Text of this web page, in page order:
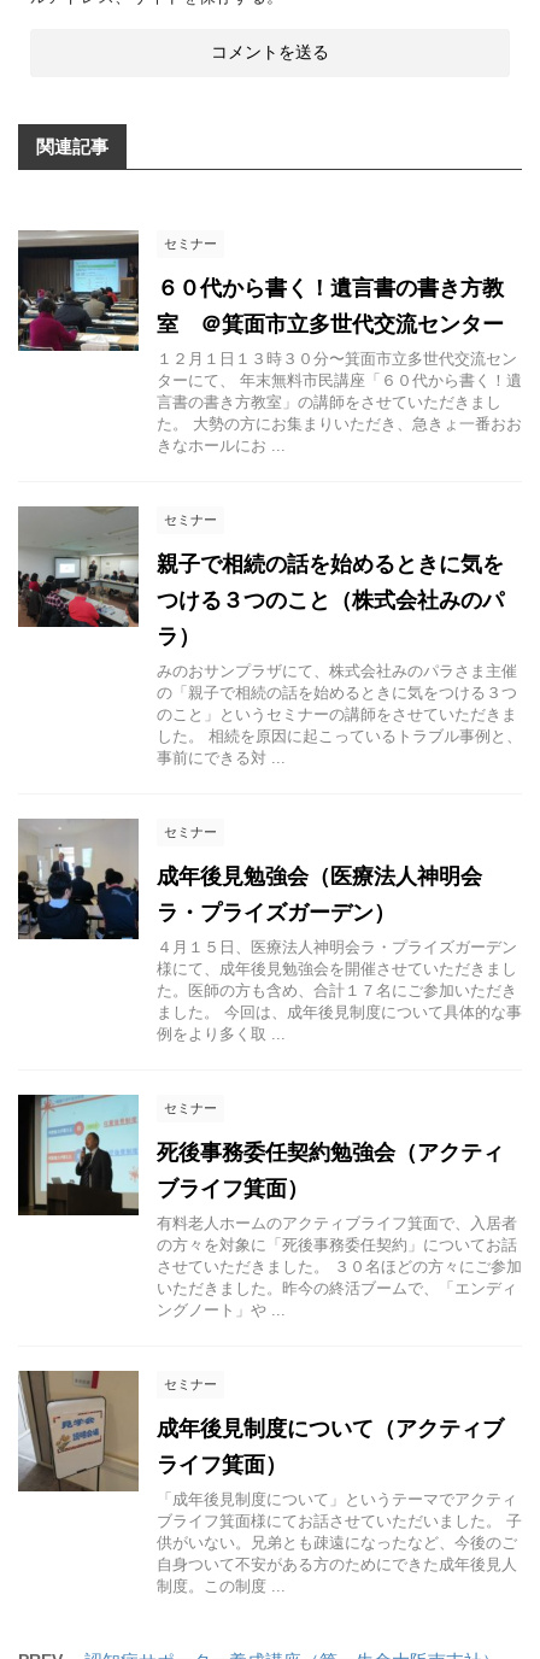
関連記事
セミナー
６０代から書く！遺言書の書き方教
室 ＠箕面市立多世代交流センター
１２月１日１３時３０分〜箕面市立多世代交流セン
ターにて、 年末無料市民講座「６０代から書く！遺
言書の書き方教室」の講師をさせていただきまし
た。 大勢の方にお集まりいただき、急きょ一番おお
きなホールにお ...
セミナー
親子で相続の話を始めるときに気を
つける３つのこと（株式会社みのパ
ラ）
みのおサンプラザにて、株式会社みのパラさま主催
の「親子で相続の話を始めるときに気をつける３つ
のこと」というセミナーの講師をさせていただきま
した。 相続を原因に起こっているトラブル事例と、
事前にできる対 ...
セミナー
成年後見勉強会（医療法人神明会
ラ・プライズガーデン）
４月１５日、医療法人神明会ラ・プライズガーデン
様にて、成年後見勉強会を開催させていただきまし
た。医師の方も含め、合計１７名にご参加いただき
ました。 今回は、成年後見制度について具体的な事
例をより多く取 ...
セミナー
死後事務委任契約勉強会（アクティ
ブライフ箕面）
有料老人ホームのアクティブライフ箕面で、入居者
の方々を対象に「死後事務委任契約」についてお話
させていただきました。 ３０名ほどの方々にご参加
いただきました。昨今の終活ブームで、「エンディ
ングノート」や ...
セミナー
成年後見制度について（アクティブ
ライフ箕面）
「成年後見制度について」というテーマでアクティ
ブライフ箕面様にてお話させていただいました。 子
供がいない。兄弟とも疎遠になったなど、今後のご
自身ついて不安がある方のためにできた成年後見人
制度。この制度 ...